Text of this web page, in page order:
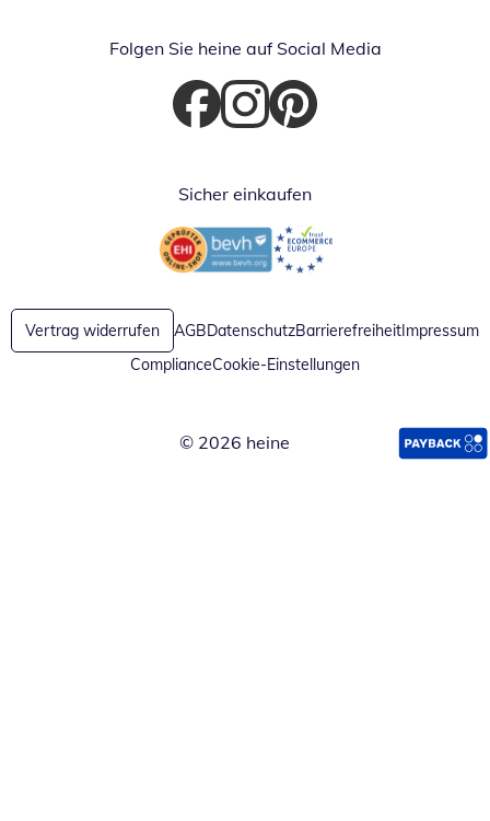
Folgen Sie heine auf Social Media
Öffnet in neuem Fenster
Öffnet in neuem Fenster
Öffnet in neuem Fenster
Sicher einkaufen
Öffnet in neuem FensterÖffnet in neuem Fenster
Vertrag widerrufen AGBDatenschutzBarrierefreiheitImpressum
ComplianceCookie-Einstellungen
© 2026 heine